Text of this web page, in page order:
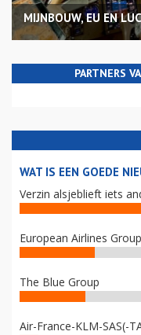
MIJNBOUW, EU EN
PARTNERS
WAT IS EEN GOEDE
Verzin alsjeblieft iets
European Airlines
The Blue Group
Air-France-KLM-SAS(-